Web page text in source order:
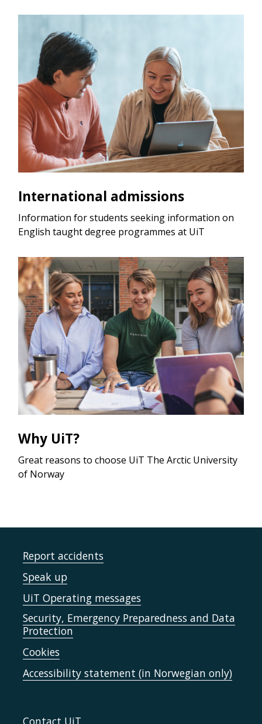
International admissions
Information for students seeking information on
English taught degree programmes at UiT
Why UiT?
Great reasons to choose UiT The Arctic University
of Norway
Report accidents
Speak up
UiT Operating messages
Security, Emergency Preparedness and Data
Protection
Cookies
Accessibility statement (in Norwegian only)
Contact UiT